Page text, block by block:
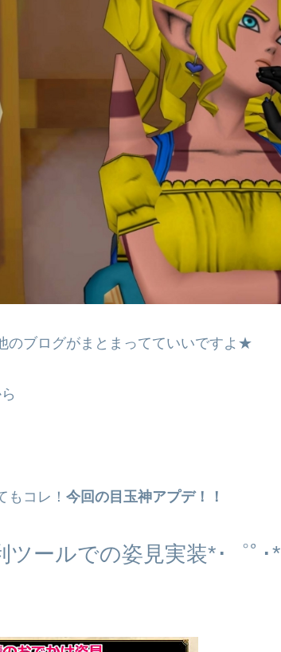
のブログがまとまってていいですよ★
もコレ！ 今回の目玉神アプデ！！
ツールでの姿見実装* ･゜ﾟ･